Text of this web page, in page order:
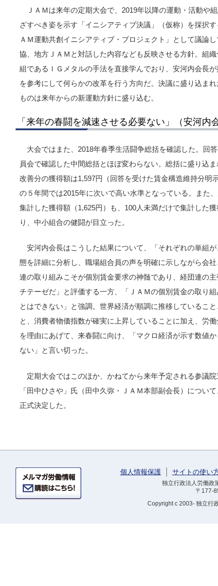
ＪＡＭは来年の定期大会で、2019年以降の運動・活動や
ざすべき姿を示す「イニシアティブ決議」（仮称）を採択
ＡＭ運動共創イニシアティブ・プロジェクト」として議論
協、地方ＪＡＭと対話した内容なども反映させる方針。組
組であるＩＧメタルの手法を直接学んでおり、安河内会長
を参考にして何らかの改革を行う方向だ。決議に盛り込ま
ものは来年からの新運動方針に盛り込む。
「来年の春闘を減速させる必要ない」（安河内
大会ではまた、2018年春季生活闘争総括を確認した。回
員会で確認した中間総括とほぼ変わらない。総括に盛り込
改善分の獲得額は1,597円（回答を受けた賃金構造維持分明
の５年間では2015年に次いで高い水準となっている。また
集計した獲得額（1,625円）も、100人未満だけで集計した
り、中小組合の健闘が目立った。
安河内会長はこうした結果について、「それぞれの単組
態を詳細に分析し、職場組合員の声を明確に示しながら会
連の取り組みこそが個別賃金要求の神髄であり、経団連の
チテーゼだ」と評価する一方、「ＪＡＭの個別賃金の取り
とはできない」と強調。世界経済が順調に推移しているこ
と、消費者物価指数が確実に上昇していることに加え、労
を理由にあげて、来春闘に向け、「マクロ経済が示す数値
ない」と言い切った。
定期大会ではこのほか、かねてから来年予定される参議
「田中ひさや」氏（田中久弥・ＪＡＭ本部副会長）につい
正式決定した。
個人情報保護 サイトの使い
独立行政法人労働
〒177-
Copyright c 2003- 独立行